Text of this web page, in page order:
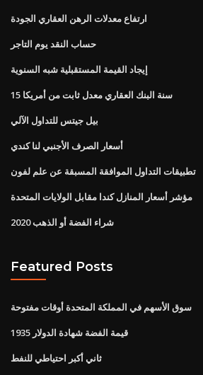
ارتفاع معدلات الرهن العقاري الجودة
حساب النقد يوم التاجر
إيجاد القيمة المستقبلية شبه السنوية
15 سنة البنك العقاري معدل ثابت من أمريكا
بيل جيتس للتداول الآلي
أسعار الصرف الأجنبي لنا كندي
تطبيقات التداول الموافقة المسبقة عن علم لفون
مؤشر أسعار المنازل كندا مقابل الولايات المتحدة
شراء الفضة أو الذهب 2020
Featured Posts
سوق الأسهم في المملكة المتحدة أوقات مفتوحة
قيمة الفضة شهادة الدولار 1935
ثاني أكبر احتياطي للنفط